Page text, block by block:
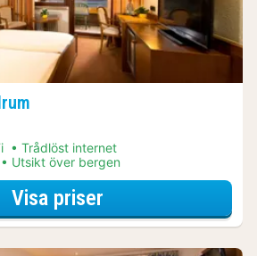
Trådlöst internet
Utsikt över bergen
Visa priserför Middagspaket